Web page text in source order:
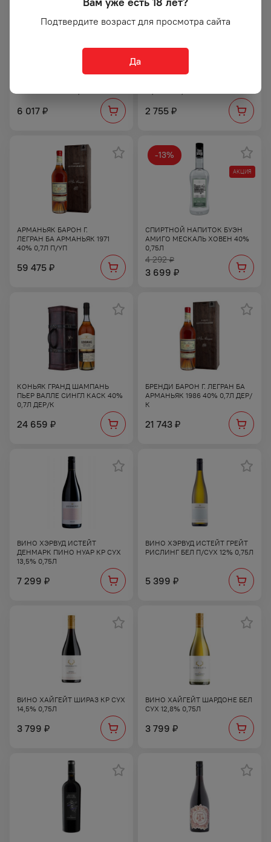
НАПИТОК СПИРТНОЙ
6 017 ₽
ВИНО ЛОНГ БАРН
2 755 ₽
АРМАНЬЯК БАРОН Г.
ЛЕГРАН БА АРМАНЬЯК 1971
40% 0,7Л П/УП
59 475 ₽
-13%
АКЦИЯ
СПИРТНОЙ НАПИТОК БУЭН
АМИГО МЕСКАЛЬ ХОВЕН 40%
0,75Л
4 292 ₽
3 699 ₽
КОНЬЯК ГРАНД ШАМПАНЬ
ПЬЕР ВАЛЛЕ СИНГЛ КАСК 40%
0,7Л ДЕР/К
24 659 ₽
БРЕНДИ БАРОН Г. ЛЕГРАН БА
АРМАНЬЯК 1986 40% 0,7Л ДЕР/
К
21 743 ₽
ВИНО ХЭРВУД ИСТЕЙТ
ДЕНМАРК ПИНО НУАР КР СУХ
13,5% 0,75Л
7 299 ₽
ВИНО ХЭРВУД ИСТЕЙТ ГРЕЙТ
РИСЛИНГ БЕЛ П/СУХ 12% 0,75Л
5 399 ₽
ВИНО ХАЙГЕЙТ ШИРАЗ КР СУХ
14,5% 0,75Л
3 799 ₽
ВИНО ХАЙГЕЙТ ШАРДОНЕ БЕЛ
СУХ 12,8% 0,75Л
3 799 ₽
Подтвердите возраст для просмотра сайта
Да